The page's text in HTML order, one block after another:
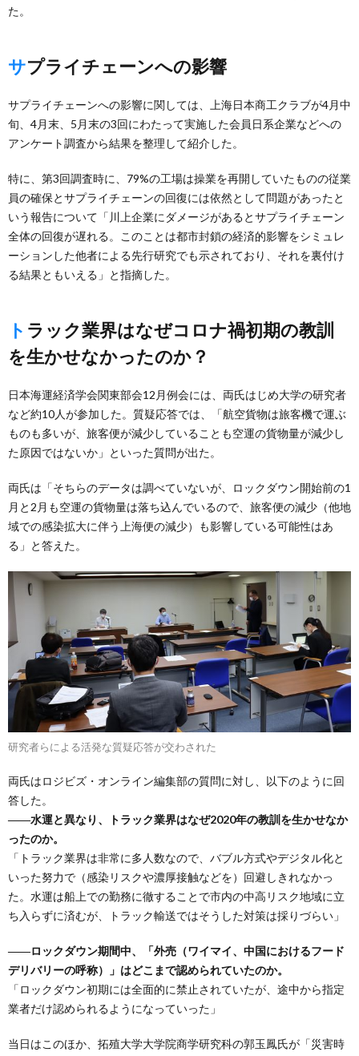
た。
サプライチェーンへの影響
サプライチェーンへの影響に関しては、上海日本商工クラブが4月中
旬、4月末、5月末の3回にわたって実施した会員日系企業などへの
アンケート調査から結果を整理して紹介した。
特に、第3回調査時に、79%の工場は操業を再開していたものの従業
員の確保とサプライチェーンの回復には依然として問題があったと
いう報告について「川上企業にダメージがあるとサプライチェーン
全体の回復が遅れる。このことは都市封鎖の経済的影響をシミュレ
ーションした他者による先行研究でも示されており、それを裏付け
る結果ともいえる」と指摘した。
トラック業界はなぜコロナ禍初期の教訓
を生かせなかったのか？
日本海運経済学会関東部会12月例会には、両氏はじめ大学の研究者
など約10人が参加した。質疑応答では、「航空貨物は旅客機で運ぶ
ものも多いが、旅客便が減少していることも空運の貨物量が減少し
た原因ではないか」といった質問が出た。
両氏は「そちらのデータは調べていないが、ロックダウン開始前の1
月と2月も空運の貨物量は落ち込んでいるので、旅客便の減少（他地
域での感染拡大に伴う上海便の減少）も影響している可能性はあ
る」と答えた。
研究者らによる活発な質疑応答が交わされた
両氏はロジビズ・オンライン編集部の質問に対し、以下のように回
答した。
――水運と異なり、トラック業界はなぜ2020年の教訓を生かせなか
ったのか。
「トラック業界は非常に多人数なので、バブル方式やデジタル化と
いった努力で（感染リスクや濃厚接触などを）回避しきれなかっ
た。水運は船上での勤務に徹することで市内の中高リスク地域に立
ち入らずに済むが、トラック輸送ではそうした対策は採りづらい」
――ロックダウン期間中、「外売（ワイマイ、中国におけるフード
デリバリーの呼称）」はどこまで認められていたのか。
「ロックダウン初期には全面的に禁止されていたが、途中から指定
業者だけ認められるようになっていった」
当日はこのほか、拓殖大学大学院商学研究科の郭玉鳳氏が「災害時